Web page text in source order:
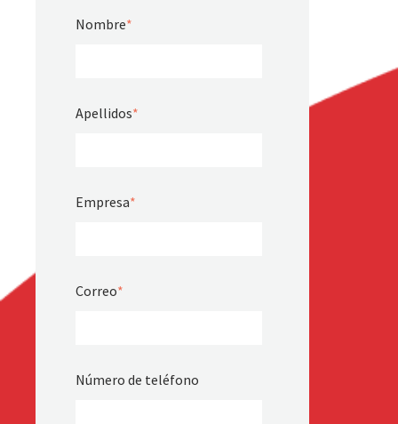
Nombre*
Apellidos*
Empresa*
Correo*
Número de teléfono